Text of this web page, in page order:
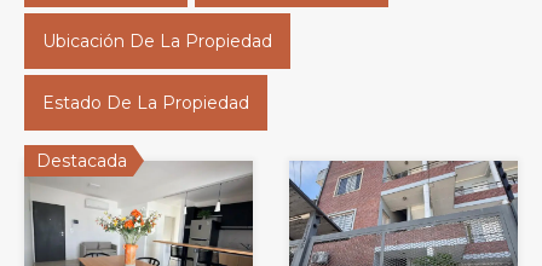
Ubicación De La Propiedad
Estado De La Propiedad
Destacada